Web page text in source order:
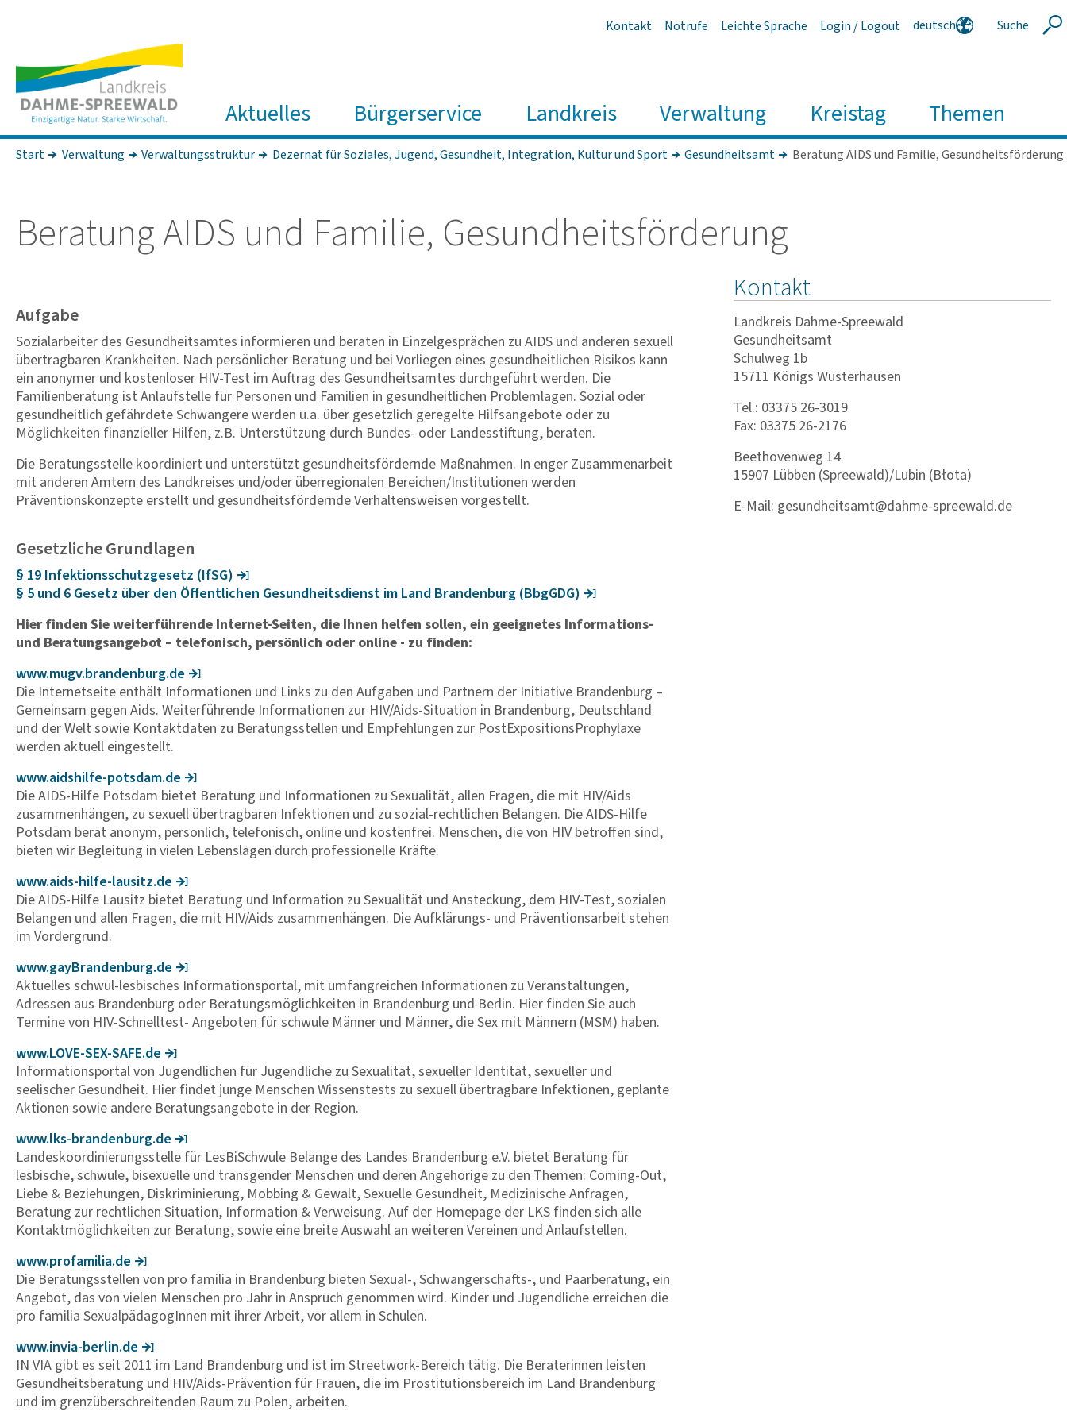
Kontakt Notrufe Leichte Sprache Login / Logout
deutsch
Suche
Aktuelles Bürgerservice Landkreis Verwaltung Kreistag Themen
Start Verwaltung Verwaltungsstruktur Dezernat für Soziales, Jugend, Gesundheit, Integration, Kultur und Sport Gesundheitsamt Beratung AIDS und Familie, Gesundheitsförderung
Bera­tung AIDS und Familie, Gesund­heits­för­de­rung
Aufgabe
Sozialarbeiter des Gesundheitsamtes informieren und beraten in Einzelgesprächen zu AIDS und anderen sexuell
übertragbaren Krankheiten. Nach persönlicher Beratung und bei Vorliegen eines gesundheitlichen Risikos kann
ein anonymer und kostenloser HIV-Test im Auftrag des Gesundheitsamtes durchgeführt werden. Die
Familienberatung ist Anlaufstelle für Personen und Familien in gesundheitlichen Problemlagen. Sozial oder
gesundheitlich gefährdete Schwangere werden u.a. über gesetzlich geregelte Hilfsangebote oder zu
Möglichkeiten finanzieller Hilfen, z.B. Unterstützung durch Bundes- oder Landesstiftung, beraten.
Die Beratungsstelle koordiniert und unterstützt gesundheitsfördernde Maßnahmen. In enger Zusammenarbeit
mit anderen Ämtern des Landkreises und/oder überregionalen Bereichen/Institutionen werden
Präventionskonzepte erstellt und gesundheitsfördernde Verhaltensweisen vorgestellt.
Gesetzliche Grundlagen
§ 19 Infek­ti­ons­schutz­ge­setz (IfSG)
§ 5 und 6 Gesetz über den Öffent­li­chen Gesund­heits­dienst im Land Bran­den­burg (BbgGDG)
Hier finden Sie weiterführende Internet-Seiten, die Ihnen helfen sollen, ein geeignetes Informations-
und Beratungsangebot – telefonisch, persönlich oder online - zu finden:
www.mugv.bran­den­burg.de
Die Internetseite enthält Informationen und Links zu den Aufgaben und Partnern der Initiative Brandenburg –
Gemeinsam gegen Aids. Weiterführende Informationen zur HIV/Aids-Situation in Brandenburg, Deutschland
und der Welt sowie Kontaktdaten zu Beratungsstellen und Empfehlungen zur PostExpositionsProphylaxe
werden aktuell eingestellt.
www.aids­hilfe-potsdam.de
Die AIDS-Hilfe Potsdam bietet Beratung und Informationen zu Sexualität, allen Fragen, die mit HIV/Aids
zusammenhängen, zu sexuell übertragbaren Infektionen und zu sozial-rechtlichen Belangen. Die AIDS-Hilfe
Potsdam berät anonym, persönlich, telefonisch, online und kostenfrei. Menschen, die von HIV betroffen sind,
bieten wir Begleitung in vielen Lebenslagen durch professionelle Kräfte.
www.aids-hilfe-lausitz.de
Die AIDS-Hilfe Lausitz bietet Beratung und Information zu Sexualität und Ansteckung, dem HIV-Test, sozialen
Belangen und allen Fragen, die mit HIV/Aids zusammenhängen. Die Aufklärungs- und Präventionsarbeit stehen
im Vordergrund.
www.gayBran­den­burg.de
Aktuelles schwul-lesbisches Informationsportal, mit umfangreichen Informationen zu Veranstaltungen,
Adressen aus Brandenburg oder Beratungsmöglichkeiten in Brandenburg und Berlin. Hier finden Sie auch
Termine von HIV-Schnelltest- Angeboten für schwule Männer und Männer, die Sex mit Männern (MSM) haben.
www.LOVE-SEX-SAFE.de
Informationsportal von Jugendlichen für Jugendliche zu Sexualität, sexueller Identität, sexueller und
seelischer Gesundheit. Hier findet junge Menschen Wissenstests zu sexuell übertragbare Infektionen, geplante
Aktionen sowie andere Beratungsangebote in der Region.
www.lks-bran­den­burg.de
Landeskoordinierungsstelle für LesBiSchwule Belange des Landes Brandenburg e.V. bietet Beratung für
lesbische, schwule, bisexuelle und transgender Menschen und deren Angehörige zu den Themen: Coming-Out,
Liebe & Beziehungen, Diskriminierung, Mobbing & Gewalt, Sexuelle Gesundheit, Medizinische Anfragen,
Beratung zur rechtlichen Situation, Information & Verweisung. Auf der Homepage der LKS finden sich alle
Kontaktmöglichkeiten zur Beratung, sowie eine breite Auswahl an weiteren Vereinen und Anlaufstellen.
www.profa­milia.de
Die Beratungsstellen von pro familia in Brandenburg bieten Sexual-, Schwangerschafts-, und Paarberatung, ein
Angebot, das von vielen Menschen pro Jahr in Anspruch genommen wird. Kinder und Jugendliche erreichen die
pro familia SexualpädagogInnen mit ihrer Arbeit, vor allem in Schulen.
www.invia-berlin.de
IN VIA gibt es seit 2011 im Land Brandenburg und ist im Streetwork-Bereich tätig. Die Beraterinnen leisten
Gesundheitsberatung und HIV/Aids-Prävention für Frauen, die im Prostitutionsbereich im Land Brandenburg
und im grenzüberschreitenden Raum zu Polen, arbeiten.
Kontakt
Landkreis Dahme-Spreewald
Gesundheitsamt
Schulweg 1b
15711 Königs Wusterhausen
Tel.: 03375 26-3019
Fax: 03375 26-2176
Beethovenweg 14
15907 Lübben (Spreewald)/Lubin (Błota)
E-Mail: gesundheitsamt@dahme-spreewald.de